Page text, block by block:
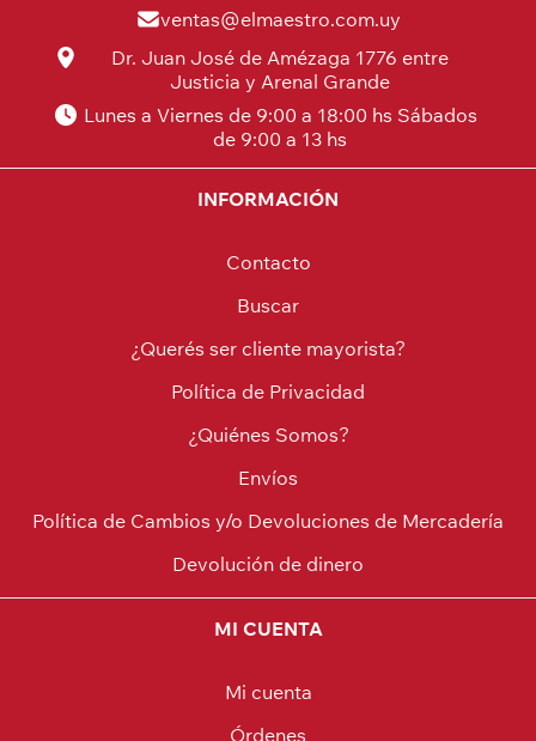
ventas@elmaestro.com.uy
Dr. Juan José de Amézaga 1776 entre
Justicia y Arenal Grande
Lunes a Viernes de 9:00 a 18:00 hs Sábados
de 9:00 a 13 hs
INFORMACIÓN
Contacto
Buscar
¿Querés ser cliente mayorista?
Política de Privacidad
¿Quiénes Somos?
Envíos
Política de Cambios y/o Devoluciones de Mercadería
Devolución de dinero
MI CUENTA
Mi cuenta
Órdenes